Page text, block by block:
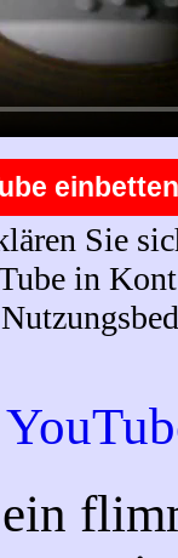
einbetten
Sie
in